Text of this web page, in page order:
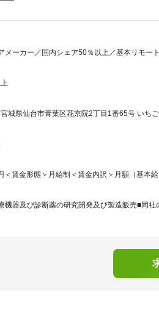
メーカー／国内シェア50％以上／基本リモー
城県仙台市青葉区花京院2丁目1番65号 いち
＜賃金形態＞月給制＜賃金内訳＞月額（基本
機器及び診断薬の研究開発及び製造販売■同